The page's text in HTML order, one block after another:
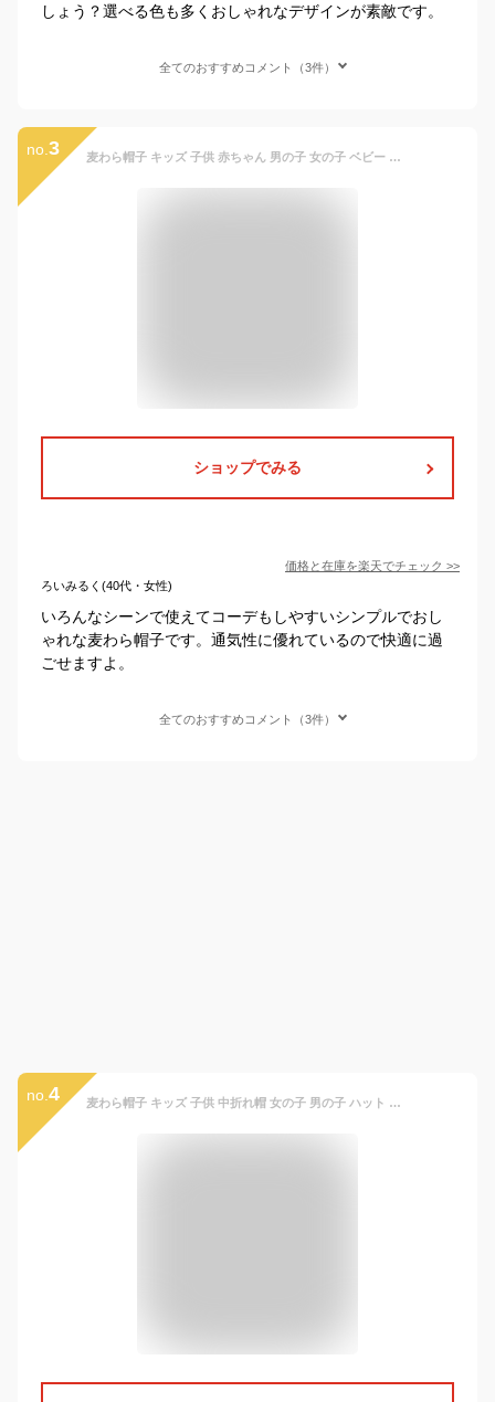
しょう？選べる色も多くおしゃれなデザインが素敵です。
全てのおすすめコメント（3件）
no. 3 麦わら帽子 キッズ 子供 赤ちゃん 男の子 女の子 ベビー 帽子 UVケア 春 夏 日よけ 日除け かわいい おしゃれ 紫外線対策 日焼け防止 幼児 幼稚園 プレゼント ギフト
ショップでみる
価格と在庫を楽天でチェック >>
ろいみるく(40代・女性)
いろんなシーンで使えてコーデもしやすいシンプルでおし
ゃれな麦わら帽子です。通気性に優れているので快適に過
ごせますよ。
全てのおすすめコメント（3件）
no. 4 麦わら帽子 キッズ 子供 中折れ帽 女の子 男の子 ハット 中折れハット ストローハット 帽子 紫外線対策 UVカット 日よけ 日焼け防止 オシャレ カンカン帽 保育園 幼稚園 発表会 ダンス